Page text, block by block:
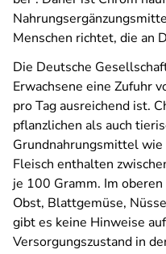
Menschen richtet, die an
Die Deutsche
Erwachsene eine Zufuhr
pro Tag ausreichend ist.
pflanzlichen als auch
Grundnahrungsmittel
Fleisch enthalten
je 100 Gramm. Im
Obst, Blattgemüse,
gibt es keine Hinweise
Versorgungszustand in